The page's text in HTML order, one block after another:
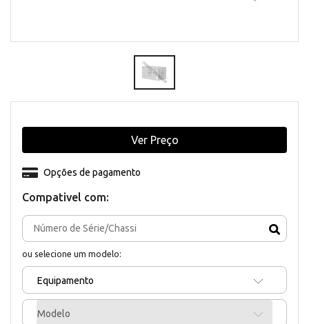
Compativel com:
ou selecione um modelo:
Equipamento
Modelo
Opções de pagamento
Ver Preço